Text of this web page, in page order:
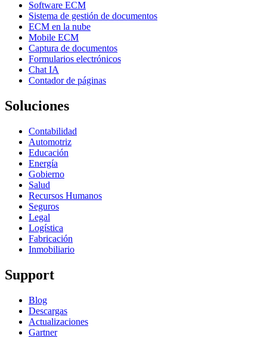
Software ECM
Sistema de gestión de documentos
ECM en la nube
Mobile ECM
Captura de documentos
Formularios electrónicos
Chat IA
Contador de páginas
Soluciones
Contabilidad
Automotriz
Educación
Energía
Gobierno
Salud
Recursos Humanos
Seguros
Legal
Logística
Fabricación
Inmobiliario
Support
Blog
Descargas
Actualizaciones
Gartner